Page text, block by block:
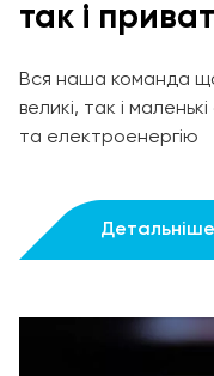
так і
Вся наша команда
великі, так і
та електроенергію
Детальніше